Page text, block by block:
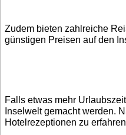
Zudem bieten zahlreiche
günstigen Preisen auf den
Falls etwas mehr
Inselwelt gemacht werden.
Hotelrezeptionen zu